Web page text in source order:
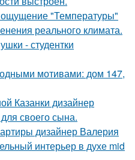
"Температуры"
реального климата.
- студентки
мотивами: дом 147,
Казанки дизайнер
своего сына.
дизайнер Валерия
интерьер в духе mid